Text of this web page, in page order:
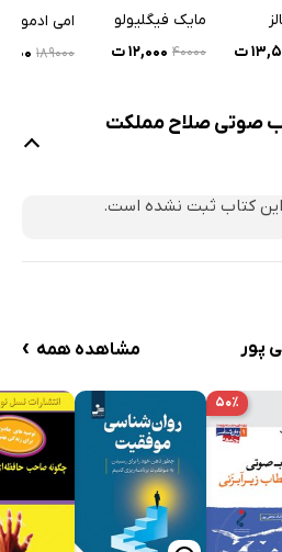
ت
بالا
مایک فیگلیولو
۴۰۰۰۰ ۱۲,۰۰۰ ت
امی
۱۸۹۰۰۰
صوتی صلاح مملکت
کتاب ثبت نشده است.
پور مشاهده همه ›
۵۰٪